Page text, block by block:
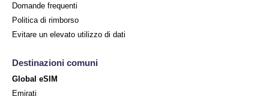
Domande frequenti
Politica di rimborso
Evitare un elevato utilizzo di dati
Destinazioni comuni
Global eSIM
Emirati